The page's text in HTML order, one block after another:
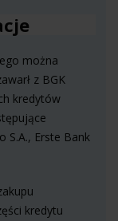
można
z BGK
kredytów
S.A., Erste Bank
kredytu